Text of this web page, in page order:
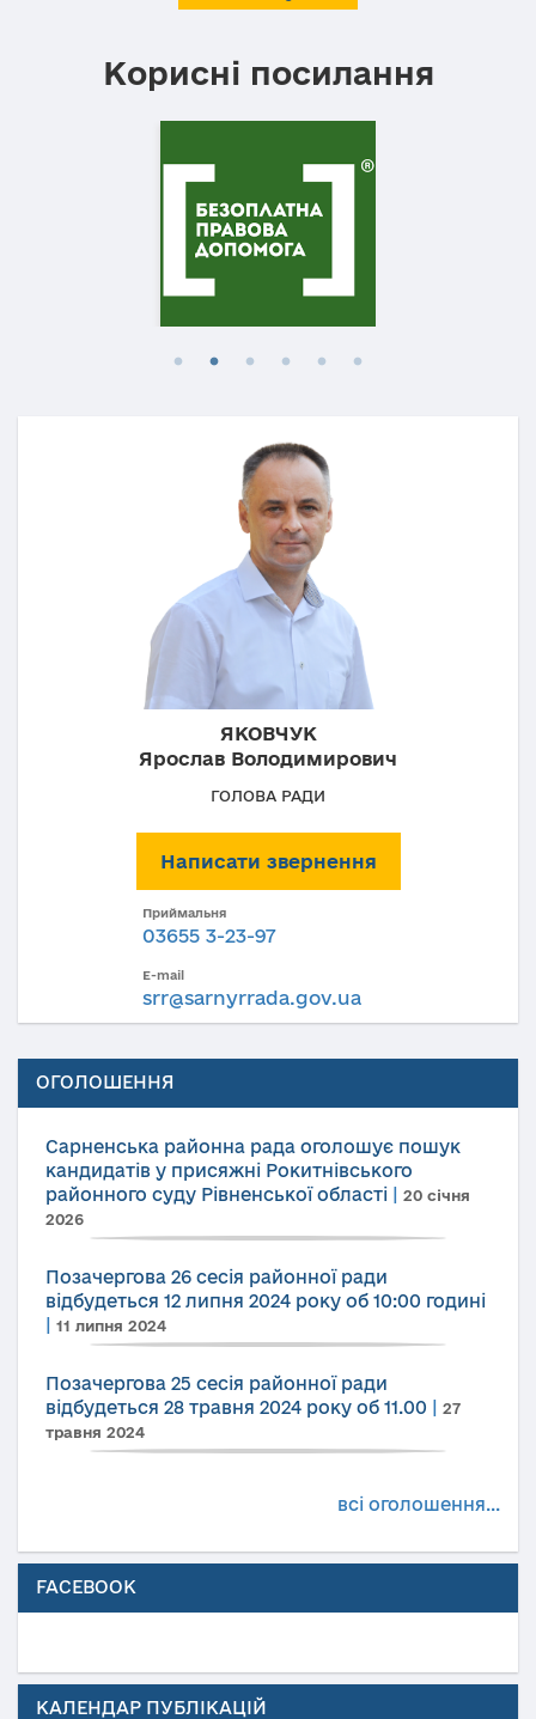
Корисні посилання
ЯКОВЧУК
Ярослав Володимирович
ГОЛОВА РАДИ
Написати звернення
Приймальня
03655 3-23-97
E-mail
srr@sarnyrrada.gov.ua
ОГОЛОШЕННЯ
Сарненська районна рада оголошує пошук
кандидатів у присяжні Рокитнівського
районного суду Рівненської області
20 січня
2026
Позачергова 26 сесія районної ради
відбудеться 12 липня 2024 року об 10:00 годині
11 липня 2024
Позачергова 25 сесія районної ради
відбудеться 28 травня 2024 року об 11.00
27
травня 2024
всі оголошення...
FACEBOOK
КАЛЕНДАР ПУБЛІКАЦІЙ